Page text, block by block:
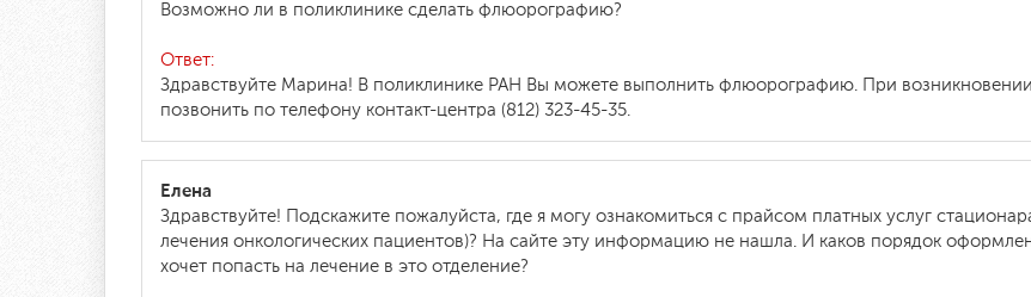
Возможно ли в поликлинике сделать флюорографию?
Ответ:
Здравствуйте Марина! В поликлинике РАН Вы можете выполнить флюорографию. При
позвонить по телефону контакт-центра (812) 323-45-35.
Елена
Здравствуйте! Подскажите пожалуйста, где я могу ознакомиться с прайсом платных услуг
лечения онкологических пациентов)? На сайте эту информацию не нашла. И каков порядок
хочет попасть на лечение в это отделение?